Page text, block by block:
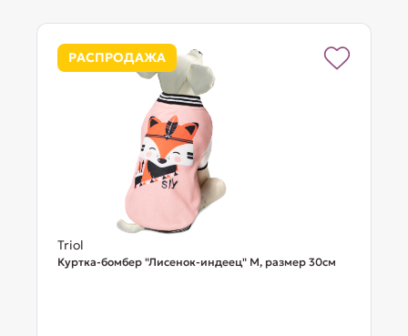
РАСПРОДАЖА
Triol
Куртка-бомбер "Лисенок-индеец" M, размер 30см